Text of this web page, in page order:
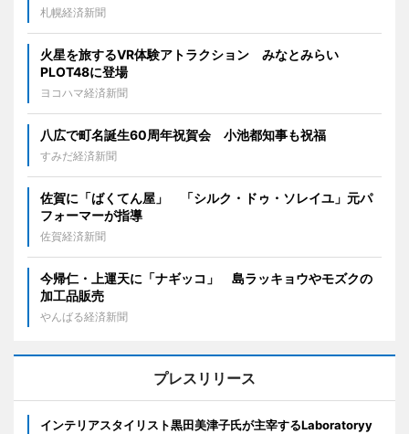
札幌経済新聞
火星を旅するVR体験アトラクション みなとみらい
PLOT48に登場
ヨコハマ経済新聞
八広で町名誕生60周年祝賀会 小池都知事も祝福
すみだ経済新聞
佐賀に「ばくてん屋」 「シルク・ドゥ・ソレイユ」元パ
フォーマーが指導
佐賀経済新聞
今帰仁・上運天に「ナギッコ」 島ラッキョウやモズクの
加工品販売
やんばる経済新聞
プレスリリース
インテリアスタイリスト黒田美津子氏が主宰するLaboratoryy